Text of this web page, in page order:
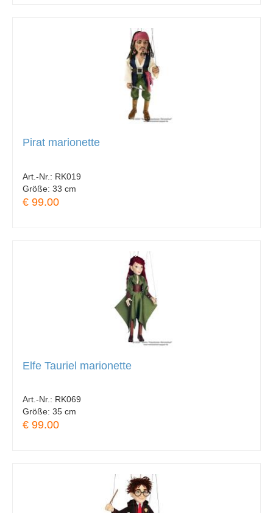
Pirat marionette
Art.-Nr.: RK019
Größe: 33 cm
€ 99.00
Elfe Tauriel marionette
Art.-Nr.: RK069
Größe: 35 cm
€ 99.00